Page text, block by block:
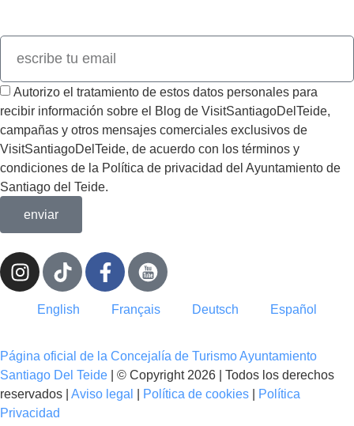
Autorizo el tratamiento de estos datos personales para
recibir información sobre el Blog de VisitSantiagoDelTeide,
campañas y otros mensajes comerciales exclusivos de
VisitSantiagoDelTeide, de acuerdo con los términos y
condiciones de la Política de privacidad del Ayuntamiento de
Santiago del Teide.
enviar
English Français Deutsch Español
Página oficial de la Concejalía de Turismo Ayuntamiento
Santiago Del Teide | © Copyright 2026 | Todos los derechos
reservados | Aviso legal Política de cookies
Política
Privacidad